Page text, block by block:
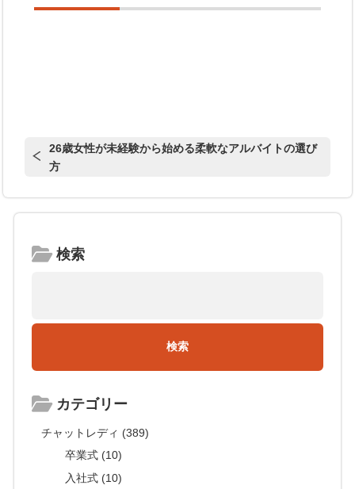
26歳女性が未経験から始める柔軟なアルバイトの選び
方
検索
カテゴリー
チャットレディ (389)
卒業式 (10)
入社式 (10)